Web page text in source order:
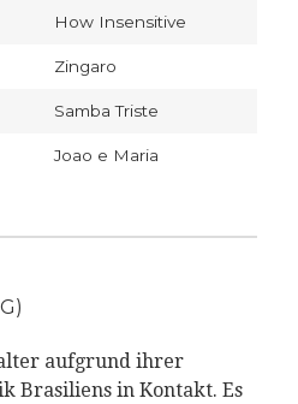
How Insensitive
Zingaro
Samba Triste
Joao e Maria
aufgrund ihrer
Brasiliens in Kontakt. Es